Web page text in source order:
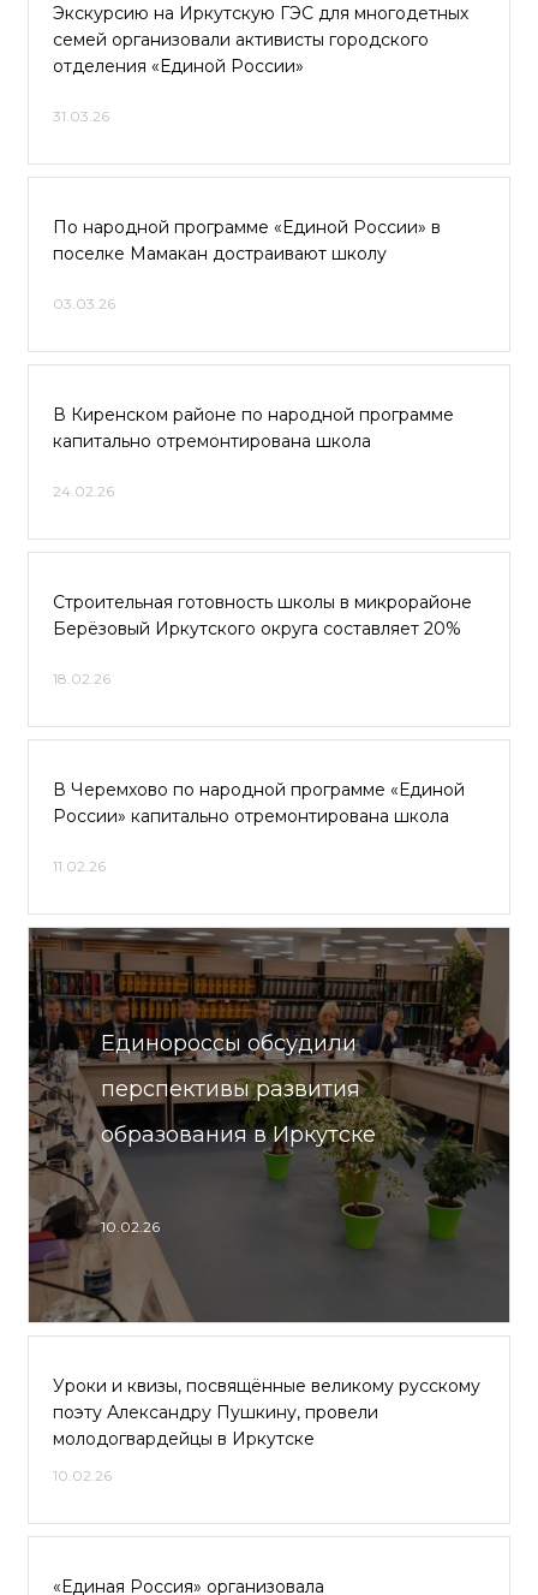
Экскурсию на Иркутскую ГЭС для многодетных
семей организовали активисты городского
отделения «Единой России»
31.03.26
По народной программе «Единой России» в
поселке Мамакан достраивают школу
03.03.26
В Киренском районе по народной программе
капитально отремонтирована школа
24.02.26
Строительная готовность школы в микрорайоне
Берёзовый Иркутского округа составляет 20%
18.02.26
В Черемхово по народной программе «Единой
России» капитально отремонтирована школа
11.02.26
Единороссы обсудили
перспективы развития
образования в Иркутске
10.02.26
Уроки и квизы, посвящённые великому русскому
поэту Александру Пушкину, провели
молодогвардейцы в Иркутске
10.02.26
«Единая Россия» организовала